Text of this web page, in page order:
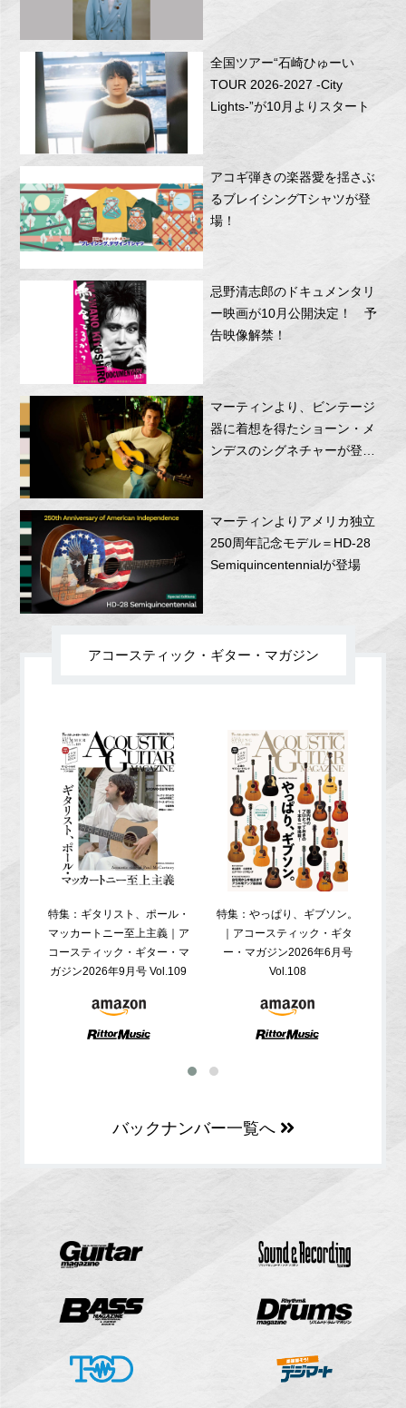
全国ツアー“石崎ひゅーい
TOUR 2026-2027 -City
Lights-”が10月よりスタート
アコギ弾きの楽器愛を揺さぶ
るブレイシングTシャツが登
場！
忌野清志郎のドキュメンタリ
ー映画が10月公開決定！ 予
告映像解禁！
マーティンより、ビンテージ
器に着想を得たショーン・メ
ンデスのシグネチャーが登
マーティンよりアメリカ独立
250周年記念モデル＝HD-28
Semiquincentennialが登場
アコースティック・ギター・マガジン
特集：ギタリスト、ポール・
マッカートニー至上主義｜ア
コースティック・ギター・マ
ガジン2026年9月号 Vol.109
特集：やっぱり、ギブソン。
｜アコースティック・ギタ
ー・マガジン2026年6月号
Vol.108
バックナンバー一覧へ